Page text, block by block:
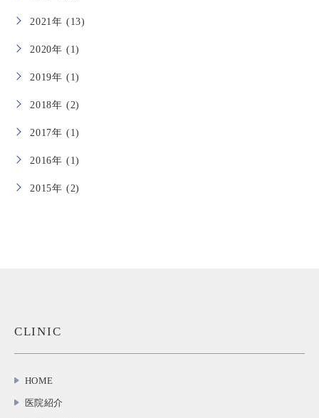
2021年 (13)
2020年 (1)
2019年 (1)
2018年 (2)
2017年 (1)
2016年 (1)
2015年 (2)
CLINIC
HOME
医院紹介